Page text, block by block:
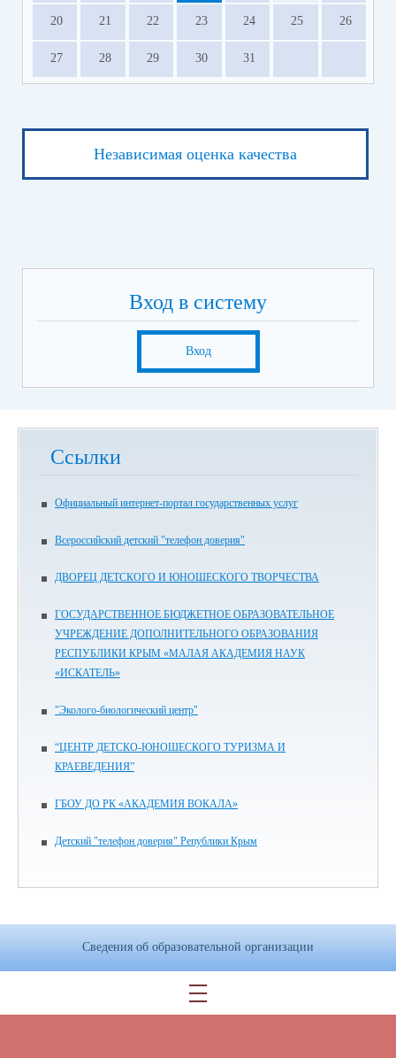
20 21 22 23 24 25 26
27 28 29 30 31
Независимая оценка качества
Вход в систему
Вход
Ссылки
Официальный интернет-портал государственных услуг
Всероссийский детский "телефон доверия"
ДВОРЕЦ ДЕТСКОГО И ЮНОШЕСКОГО ТВОРЧЕСТВА
ГОСУДАРСТВЕННОЕ БЮДЖЕТНОЕ ОБРАЗОВАТЕЛЬНОЕ
УЧРЕЖДЕНИЕ ДОПОЛНИТЕЛЬНОГО ОБРАЗОВАНИЯ
РЕСПУБЛИКИ КРЫМ «МАЛАЯ АКАДЕМИЯ НАУК
«ИСКАТЕЛЬ»
"Эколого-биологический центр"
“ЦЕНТР ДЕТСКО-ЮНОШЕСКОГО ТУРИЗМА И
КРАЕВЕДЕНИЯ”
ГБОУ ДО РК «АКАДЕМИЯ ВОКАЛА»
Детский "телефон доверия" Републики Крым
Сведения об образовательной организации